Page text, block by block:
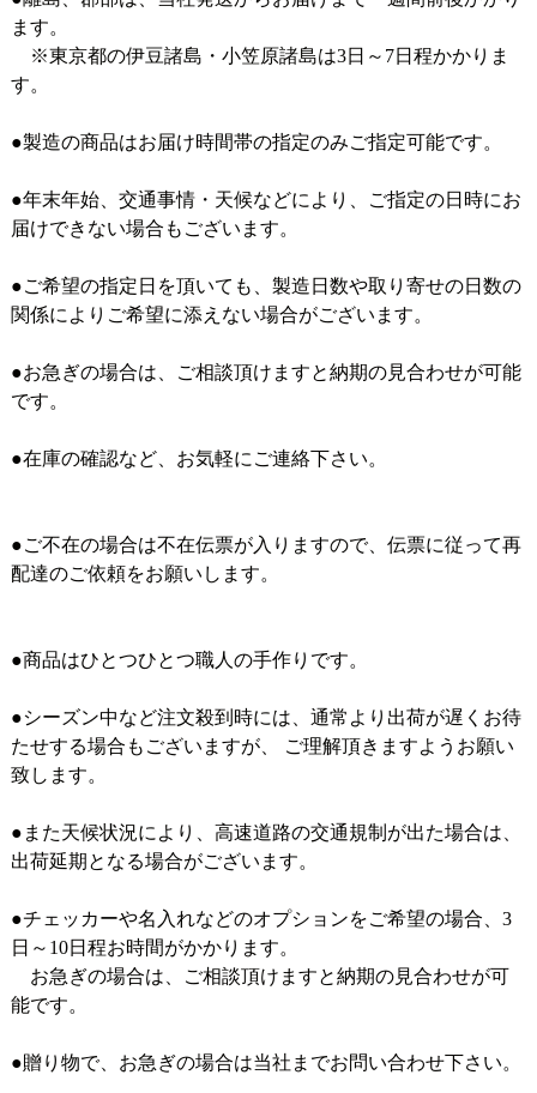
ます。
※東京都の伊豆諸島・小笠原諸島は3日～7日程かかりま
す。
●製造の商品はお届け時間帯の指定のみご指定可能です。
●年末年始、交通事情・天候などにより、ご指定の日時にお
届けできない場合もございます。
●ご希望の指定日を頂いても、製造日数や取り寄せの日数の
関係によりご希望に添えない場合がございます。
●お急ぎの場合は、ご相談頂けますと納期の見合わせが可能
です。
●在庫の確認など、お気軽にご連絡下さい。
●ご不在の場合は不在伝票が入りますので、伝票に従って再
配達のご依頼をお願いします。
●商品はひとつひとつ職人の手作りです。
●シーズン中など注文殺到時には、通常より出荷が遅くお待
たせする場合もございますが、 ご理解頂きますようお願い
致します。
●また天候状況により、高速道路の交通規制が出た場合は、
出荷延期となる場合がございます。
●チェッカーや名入れなどのオプションをご希望の場合、3
日～10日程お時間がかかります。
お急ぎの場合は、ご相談頂けますと納期の見合わせが可
能です。
●贈り物で、お急ぎの場合は当社までお問い合わせ下さい。